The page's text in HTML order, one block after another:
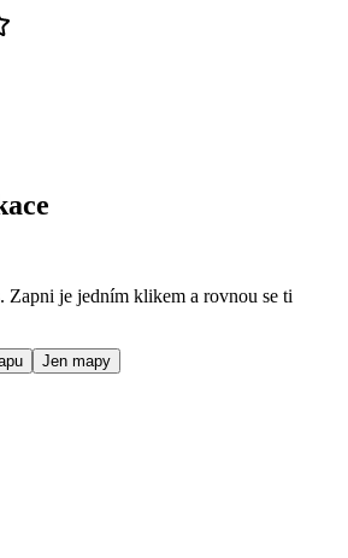
Zapni je jedním klikem a rovnou se ti
Jen mapy